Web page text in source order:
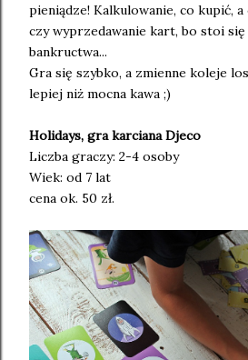
pieniądze! Kalkulowanie, co kupić,
czy wyprzedawanie kart, bo stoi się
bankructwa...
Gra się szybko, a zmienne koleje
lepiej niż mocna kawa ;)
Holidays, gra karciana Djeco
Liczba graczy: 2-4 osoby
Wiek: od 7 lat
cena ok. 50 zł.